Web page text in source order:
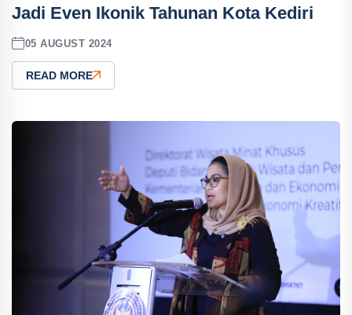
Jadi Even Ikonik Tahunan Kota Kediri
05 AUGUST 2024
READ MORE